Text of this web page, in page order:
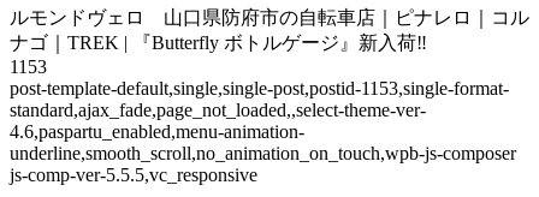
ルモンドヴェロ 山口県防府市の自転車店｜ピナレロ｜コル
ナゴ｜TREK | 『Butterfly ボトルゲージ』新入荷‼︎
1153
post-template-default,single,single-post,postid-1153,single-format-
standard,ajax_fade,page_not_loaded,,select-theme-ver-
4.6,paspartu_enabled,menu-animation-
underline,smooth_scroll,no_animation_on_touch,wpb-js-composer
js-comp-ver-5.5.5,vc_responsive